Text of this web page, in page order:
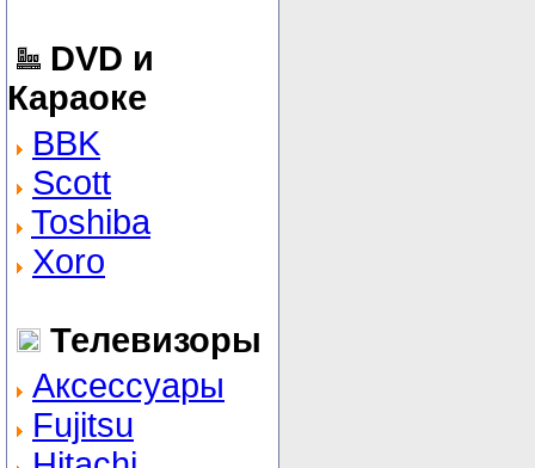
DVD и
Караоке
BBK
Scott
Toshiba
Xoro
Телевизоры
Аксессуары
Fujitsu